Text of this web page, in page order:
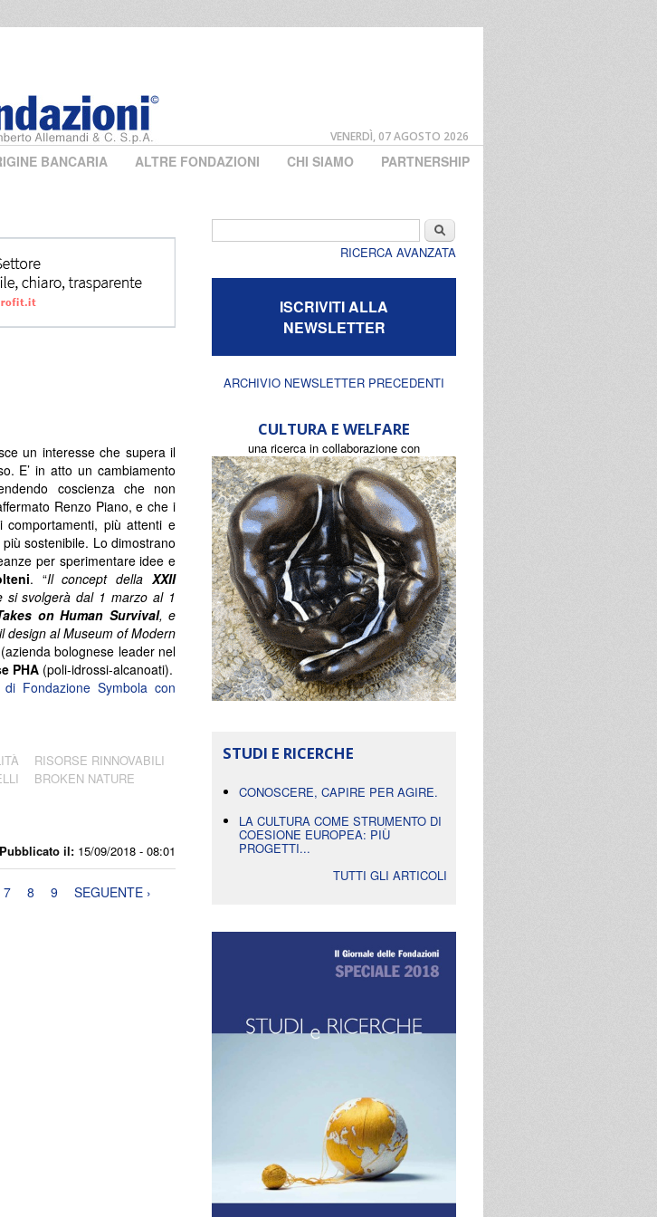
VENERDÌ, 07 AGOSTO 2026
BANCARIA ALTRE FONDAZIONI CHI SIAMO PARTNERSHIP
Pubblicato il: 15/09/2018 - 08:01
un interesse che supera il
E’ in atto un cambiamento
coscienza che non
Renzo Piano, e che i
comportamenti, più attenti e
sostenibile. Lo dimostrano
per sperimentare idee e
. “Il concept dellaXXII
si svolgerà dal 1 marzo al 1
on Human Survival, e
design al Museum of Modern
(azienda bolognese leader nel
PHA (poli-idrossi-alcanoati).
Fondazione Symbola con
RISORSE RINNOVABILI
BROKEN NATURE
7 8 9
SEGUENTE ›
Cerca
RICERCA AVANZATA
ISCRIVITI ALLA
NEWSLETTER
ARCHIVIO NEWSLETTER PRECEDENTI
CULTURA E WELFARE
una ricerca in collaborazione con
STUDI E RICERCHE
CONOSCERE, CAPIRE PER AGIRE.
LA CULTURA COME STRUMENTO DI
COESIONE EUROPEA: PIÙ
PROGETTI...
TUTTI GLI ARTICOLI